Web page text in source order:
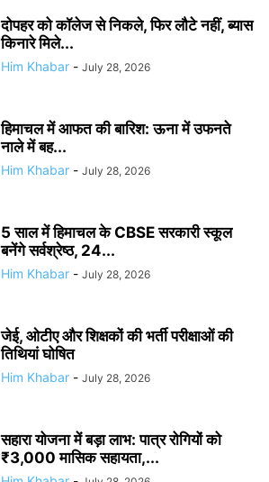
दोपहर को कॉलेज से निकले, फिर लौटे नहीं, ब्यास
किनारे मिले...
Him Khabar - July 28, 2026
हिमाचल में आफत की बारिश: ऊना में उफनते
नाले में बह...
Him Khabar - July 28, 2026
5 साल में हिमाचल के CBSE सरकारी स्कूल
बनेंगे सर्वश्रेष्ठ, 24...
Him Khabar - July 28, 2026
जेई, ओटीए और शिक्षकों की भर्ती परीक्षाओं की
तिथियां घोषित
Him Khabar - July 28, 2026
सहारा योजना में बड़ा लाभ: पात्र रोगियों को
₹3,000 मासिक सहायता,...